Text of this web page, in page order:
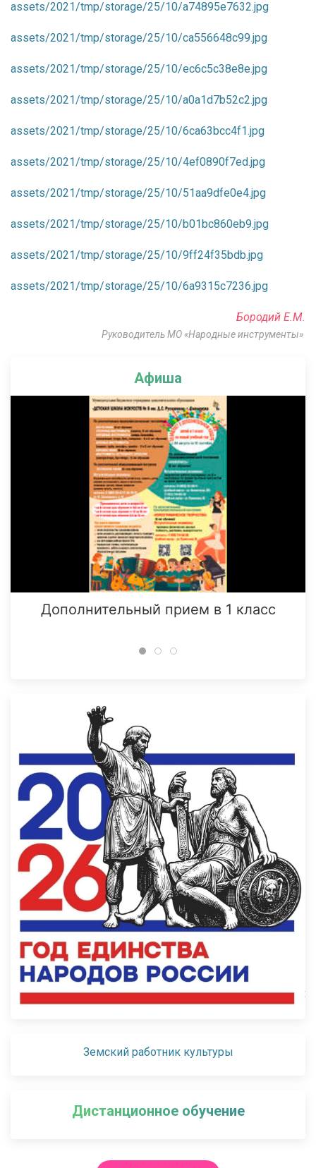
Афиша
Дополнительный прием в 1 класс
Земский работник культуры
Дистанционное обучение
assets/2021/tmp/storage/25/10/a74895e7632.jpg
assets/2021/tmp/storage/25/10/ca556648c99.jpg
assets/2021/tmp/storage/25/10/ec6c5c38e8e.jpg
assets/2021/tmp/storage/25/10/a0a1d7b52c2.jpg
assets/2021/tmp/storage/25/10/6ca63bcc4f1.jpg
assets/2021/tmp/storage/25/10/4ef0890f7ed.jpg
assets/2021/tmp/storage/25/10/51aa9dfe0e4.jpg
assets/2021/tmp/storage/25/10/b01bc860eb9.jpg
assets/2021/tmp/storage/25/10/9ff24f35bdb.jpg
assets/2021/tmp/storage/25/10/6a9315c7236.jpg
Бородий Е.М.
Руководитель МО «Народные инструменты»